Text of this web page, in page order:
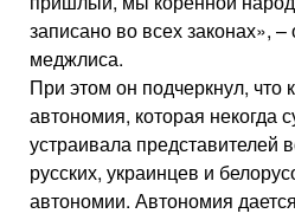
записано во всех законах», –
меджлиса.
При этом он подчеркнул, что
автономия, которая некогда
устраивала представителей
русских, украинцев и
автономии. Автономия